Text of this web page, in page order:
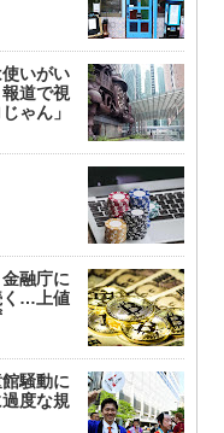
いがい
道で視
ゃん」
融庁に
く…上値
騒動に
度な規